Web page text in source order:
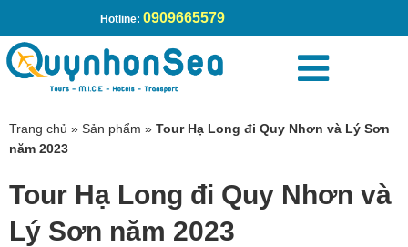
Hotline: 0909665579
Trang chủ » Sản phẩm » Tour Hạ Long đi Quy Nhơn và Lý Sơn
năm 2023
Tour Hạ Long đi Quy Nhơn và
Lý Sơn năm 2023